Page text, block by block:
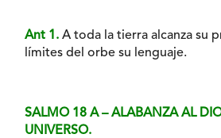
Ant 1. A toda la tierra alcanza su
límites del orbe su lenguaje.
SALMO 18 A – ALABANZA AL
UNIVERSO.